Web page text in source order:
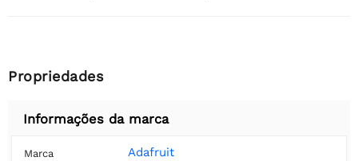
Propriedades
Informações da marca
Marca Adafruit